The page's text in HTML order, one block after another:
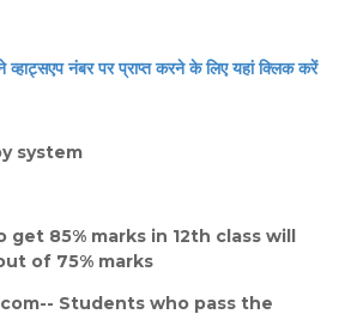
व्हाट्सएप नंबर पर प्राप्त करने के लिए यहां क्लिक करें
system
85% marks in 12th class will
of 75% marks
Students who pass the